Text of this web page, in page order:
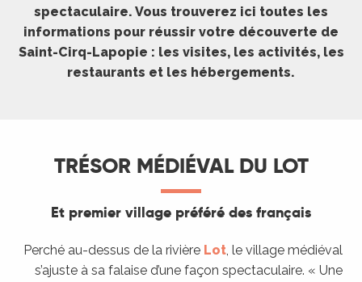
spectaculaire. Vous trouverez ici toutes les
informations pour réussir votre découverte de
Saint-Cirq-Lapopie : les visites, les activités, les
restaurants et les hébergements.
TRÉSOR MÉDIÉVAL DU LOT
Et premier village préféré des français
Perché au-dessus de la rivière Lot, le village médiéval
s’ajuste à sa falaise d’une façon spectaculaire. « Une